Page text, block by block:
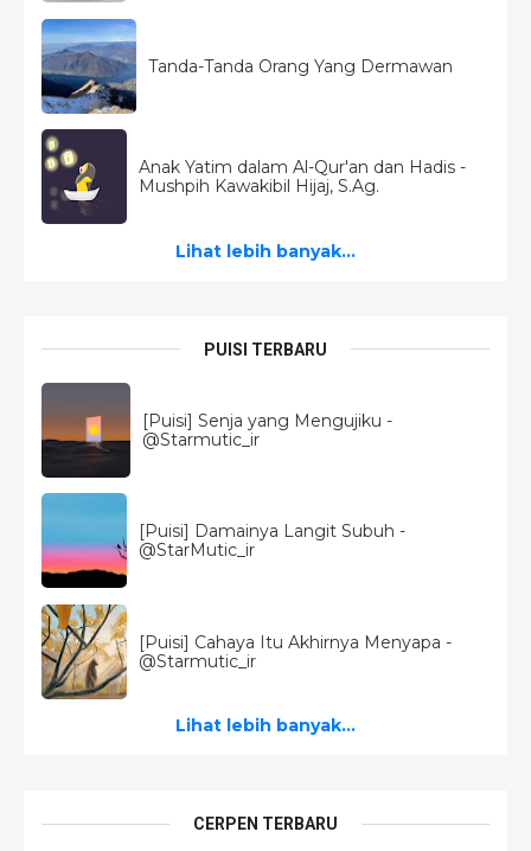
Tanda-Tanda Orang Yang Dermawan
Anak Yatim dalam Al-Qur'an dan Hadis -
Mushpih Kawakibil Hijaj, S.Ag.
Lihat lebih banyak...
PUISI TERBARU
[Puisi] Senja yang Mengujiku -
@Starmutic_ir
[Puisi] Damainya Langit Subuh -
@StarMutic_ir
[Puisi] Cahaya Itu Akhirnya Menyapa -
@Starmutic_ir
Lihat lebih banyak...
CERPEN TERBARU